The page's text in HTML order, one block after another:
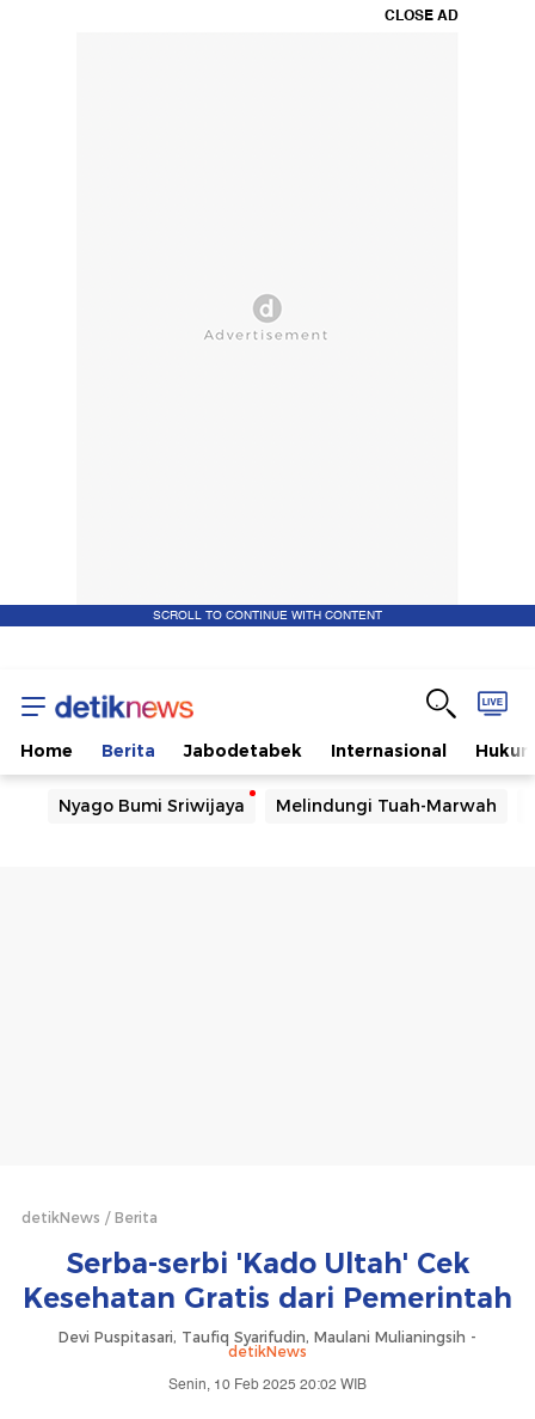
CLOSE AD
SCROLL TO CONTINUE WITH CONTENT
Home Berita Jabodetabek Internasional
Nyago Bumi Sriwijaya Melindungi Tuah-Marwah
detikNews Berita
Serba-serbi 'Kado Ultah' Cek
Kesehatan Gratis dari Pemerintah
Devi Puspitasari, Taufiq Syarifudin, Maulani Mulianingsih -
detikNews
Senin, 10 Feb 2025 20:02 WIB